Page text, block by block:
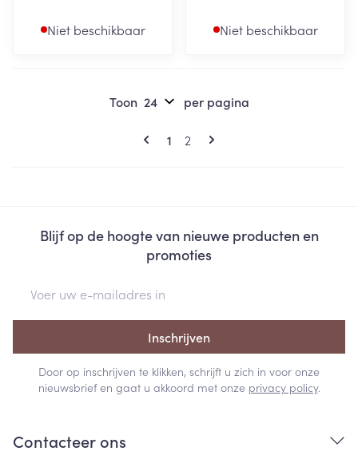
Niet beschikbaar Niet beschikbaar
Pagina's
U lees momenteel pagina
1 Pagina
2
Toon per pagina
Blijf op de hoogte van nieuwe producten en
promoties
Inschrijven
Door op inschrijven te klikken, schrijft u zich in voor onze
nieuwsbrief en gaat u akkoord met onze privacy policy.
Contacteer ons